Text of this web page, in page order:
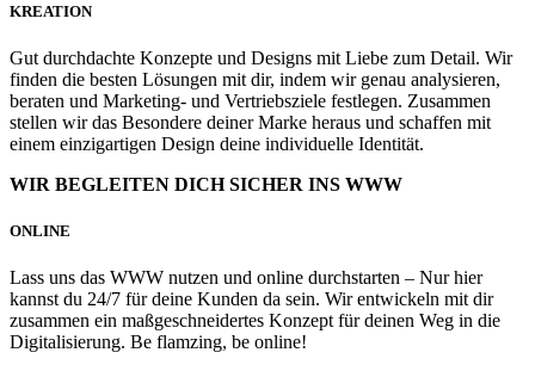
KREATION
Gut durchdachte Konzepte und Designs mit Liebe zum Detail. Wir
finden die besten Lösungen mit dir, indem wir genau analysieren,
beraten und Marketing- und Vertriebsziele festlegen. Zusammen
stellen wir das Besondere deiner Marke heraus und schaffen mit
einem einzigartigen Design deine individuelle Identität.
WIR BEGLEITEN DICH SICHER INS WWW
ONLINE
Lass uns das WWW nutzen und online durchstarten – Nur hier
kannst du 24/7 für deine Kunden da sein. Wir entwickeln mit dir
zusammen ein maßgeschneidertes Konzept für deinen Weg in die
Digitalisierung. Be flamzing, be online!